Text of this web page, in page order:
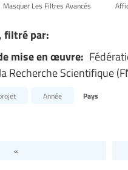
Masquer Les Filtres Avancés
filtré par:
mise en œuvre:
Recherche Scientifique
Année Pays
«